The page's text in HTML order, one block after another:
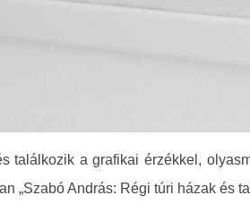
találkozik a grafikai érzékkel,
„Szabó András: Régi túri házak és